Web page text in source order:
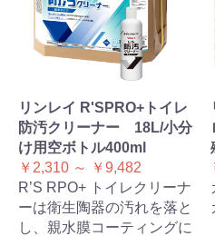
リンレイ R'SPRO+トイレ
防汚クリーナー 18L/小分
け用空ボトル400ml
￥2,310 ～ ￥9,482
R’S RPO+ トイレクリーナ
ーは衛生陶器の汚れを落と
し、親水膜コーティングに